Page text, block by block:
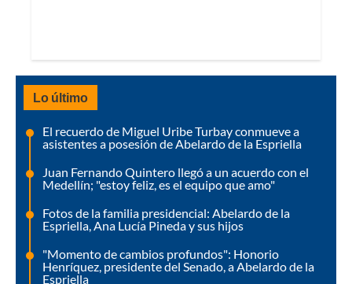
Lo último
El recuerdo de Miguel Uribe Turbay conmueve a
asistentes a posesión de Abelardo de la Espriella
Juan Fernando Quintero llegó a un acuerdo con el
Medellín; "estoy feliz, es el equipo que amo"
Fotos de la familia presidencial: Abelardo de la
Espriella, Ana Lucía Pineda y sus hijos
"Momento de cambios profundos": Honorio
Henríquez, presidente del Senado, a Abelardo de la
Espriella